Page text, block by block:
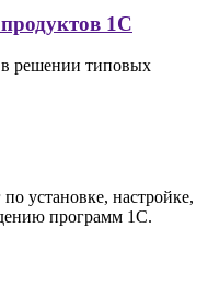
1C
решении типовых
установке, настройке,
программ 1С.